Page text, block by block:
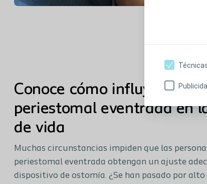
Conoce cómo influye un
periestomal eventrada en
de vida
Muchas circunstancias impiden que las
periestomal eventrada obtengan un ajuste
dispositivo de ostomía. ¿Se han pasado por alto